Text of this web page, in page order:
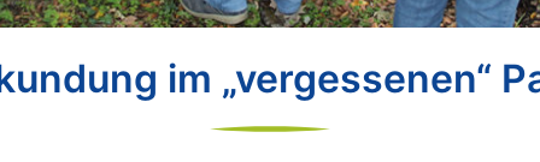
im „vergessenen“